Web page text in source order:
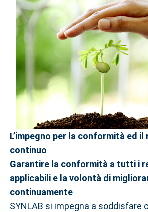
L’impegno per la conformità ed
continuo
Garantire la conformità a tutti i
applicabili e la volontà di
continuamente
SYNLAB si impegna a soddisfare